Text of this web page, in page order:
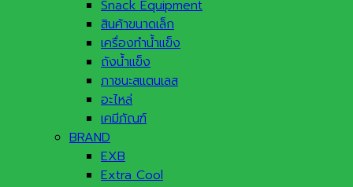
Snack Equipment
สินค้าขนาดเล็ก
เครื่องทำน้ำแข็ง
ถังน้ำแข็ง
ภาชนะสแตนเลส
อะไหล่
เคมีภัณฑ์
BRAND
EXB
Extra Cool